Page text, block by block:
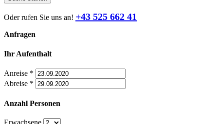
Oder rufen Sie uns an! +43 525 662 41
Anfragen
Ihr Aufenthalt
Anreise *
Abreise *
Anzahl Personen